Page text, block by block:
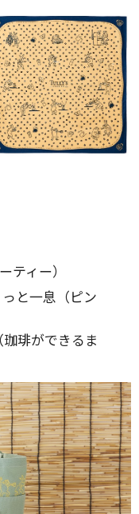
ティー）
と一息（ピン
琲ができるま